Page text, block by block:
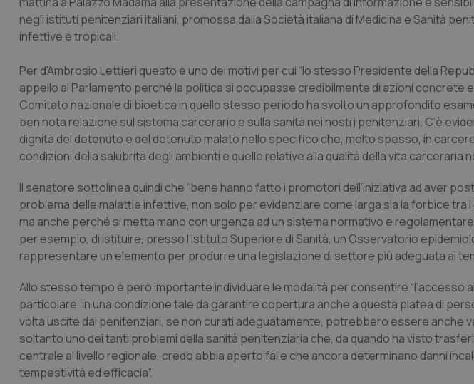
negli istituti penitenziari italiani, promossa dalla Società italiana di Medicina e Sanità
infettive e tropicali.
Per d’Ambrosio Lettieri questo è uno dei motivi per cui “lo stesso Presidente della
appello al Parlamento perché la politica si occupasse credibilmente di azioni concrete
Comitato nazionale di bioetica in quello stesso periodo ha svolto un approfondito
ben nota relazione sul sistema carcerario e sulla sanità nei nostri penitenziari. C’è
dignità del detenuto e del detenuto malato nello specifico che, molto spesso, in
condizioni della salubrità degli ambienti e quelle relative alla qualità della vita carceraria
Il senatore sottolinea quindi che “bene hanno fatto i promotori dell’iniziativa ad aver
problema delle malattie infettive, non solo per evidenziare come larga sia la forbice tra
ma anche perché si metta mano con urgenza ad un sistema normativo e
per esempio, di istituire, presso l’Istituto Superiore di Sanità, un Osservatorio
rappresentare un elemento per produrre una legislazione di settore più adeguata ai
Allo stesso tempo è però importante individuare le modalità per consentire “l’accesso
particolare, in una condizione tale da garantire copertura anche a questa platea di
volta uscite dai penitenziari, se non curati adeguatamente, potrebbero essere anche
soltanto uno dei tanti problemi della sanità penitenziaria che, da quando ha visto
centrale al livello regionale, credo abbia aperto falle che ancora determinano danni
tempestività ed efficacia”.